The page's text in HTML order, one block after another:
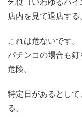
乞食（いわゆるハイ
店内を見て退店する
これは危ないです。
パチンコの場合も釘
危険。
特定日があるとし
る。